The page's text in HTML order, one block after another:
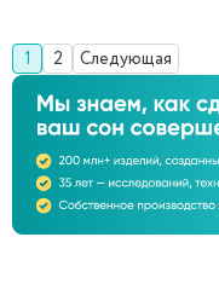
1 2 Следующая